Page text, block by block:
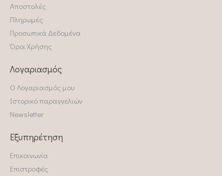
Αποστολές
Πληρωμές
Προσωπικά Δεδομένα
Όροι Χρήσης
Λογαριασμός
Ο Λογαριασμός μου
Ιστορικό παραγγελιών
Newsletter
Εξυπηρέτηση
Επικοινωνία
Επιστροφές